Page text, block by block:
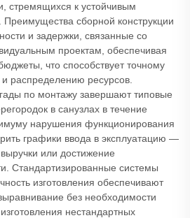
стремящихся к устойчивым
сборной конструкции
и задержки, связанные со
проектам, обеспечивая
что способствует точному
распределению ресурсов.
по монтажу завершают типовые
в санузлах в течение
нарушения функционирования
графики ввода в эксплуатацию —
или достижение
Стандартизированные системы
изготовления обеспечивают
без необходимости
нестандартных